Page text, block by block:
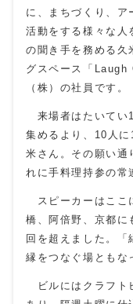
に、まちづくり、ア
活動をする様々な人
の聞き手を務める久
グスペース「
（株）の社員です。
来場者はたいてい
集めるより、10人
米さん。その願い通
れに手料理持参の常
スピーカーはここ
橋、阿倍野、京都に
回を超えました。「
縁をつなぐ場ともな
ビルにはクラフト